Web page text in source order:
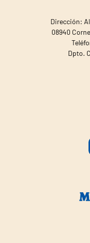
Dirección:
08940
Dpto.